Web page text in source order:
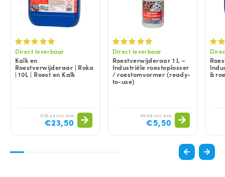
Direct leverbaar
Kalk en
Roestverwijderaar | Roka
| 10L | Roest en Kalk
€28,44 Incl. btw
€23,50
Direct leverbaar
Roestverwijderaar 1 L –
Industriële roestoplosser
/ roestomvormer (ready-
to-use)
€6,66 Incl. btw
€5,50
&